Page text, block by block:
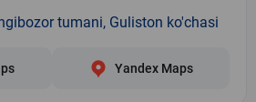
tumani, Guliston ko'chasi
Yandex Maps